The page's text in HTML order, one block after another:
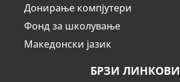
Донирање компјутери
Фонд за школување
Македонски јазик
БРЗИ ЛИНКОВИ